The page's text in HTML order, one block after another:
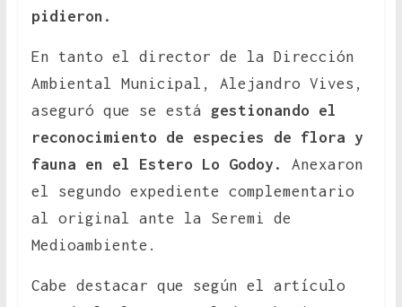
pidieron.
En tanto el director de la Dirección
Ambiental Municipal, Alejandro Vives,
aseguró que se está gestionando el
reconocimiento de especies de flora y
fauna en el Estero Lo Godoy.
Anexaron
el segundo expediente complementario
al original ante la Seremi de
Medioambiente.
Cabe destacar que según el artículo